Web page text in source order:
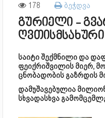
178 ბეჭდვა
გურიელი -
ღვთისმსახური
საიტი შექმნილი და
ფეიქრიშვილის მიერ,
ცნობადობის გაზრდის
დამუშავებულია
სხვადასხვა